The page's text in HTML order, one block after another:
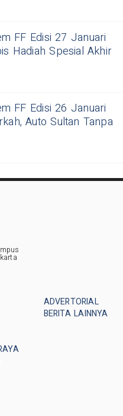
FF Edisi 27 Januari
Hadiah Spesial Akhir
FF Edisi 26 Januari
Auto Sultan Tanpa
ADVERTORIAL
BERITA LAINNYA